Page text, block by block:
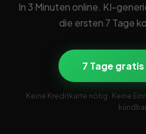
In 3 Minuten online. KI-
die ersten 7 Tage
7 Tage
Keine Kreditkarte nötig · Keine